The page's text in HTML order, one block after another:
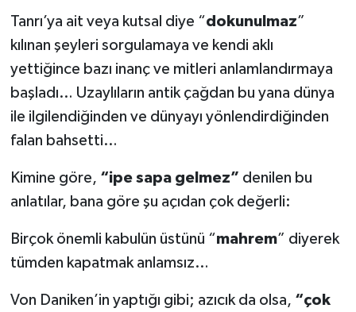
Tanrı’ya ait veya kutsal diye “dokunulmaz”
kılınan şeyleri sorgulamaya ve kendi aklı
yettiğince bazı inanç ve mitleri anlamlandırmaya
başladı… Uzaylıların antik çağdan bu yana dünya
ile ilgilendiğinden ve dünyayı yönlendirdiğinden
falan bahsetti…
Kimine göre, “ipe sapa gelmez” denilen bu
anlatılar, bana göre şu açıdan çok değerli:
Birçok önemli kabulün üstünü “mahrem” diyerek
tümden kapatmak anlamsız…
Von Daniken’in yaptığı gibi; azıcık da olsa, “çok